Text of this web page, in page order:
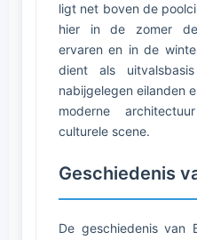
ligt net boven de
hier in de zomer
ervaren en in de
dient als
nabijgelegen eilanden
moderne
culturele scene.
Geschiedenis
De geschiedenis